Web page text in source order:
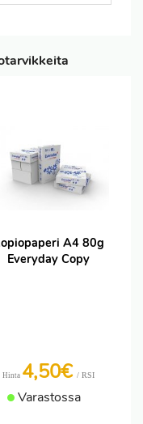
A4 80g
Everyday Copy
Hinta 4,50€ / RSI
Varastossa